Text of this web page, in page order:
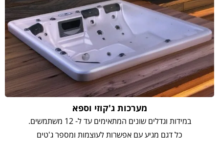
מערכות ג'קוזי וספא
במידות וגדלים שונים המתאימים עד ל- 12 משתמשים.
כל דגם מגיע עם אפשרות לעוצמות ומספר ג'טים